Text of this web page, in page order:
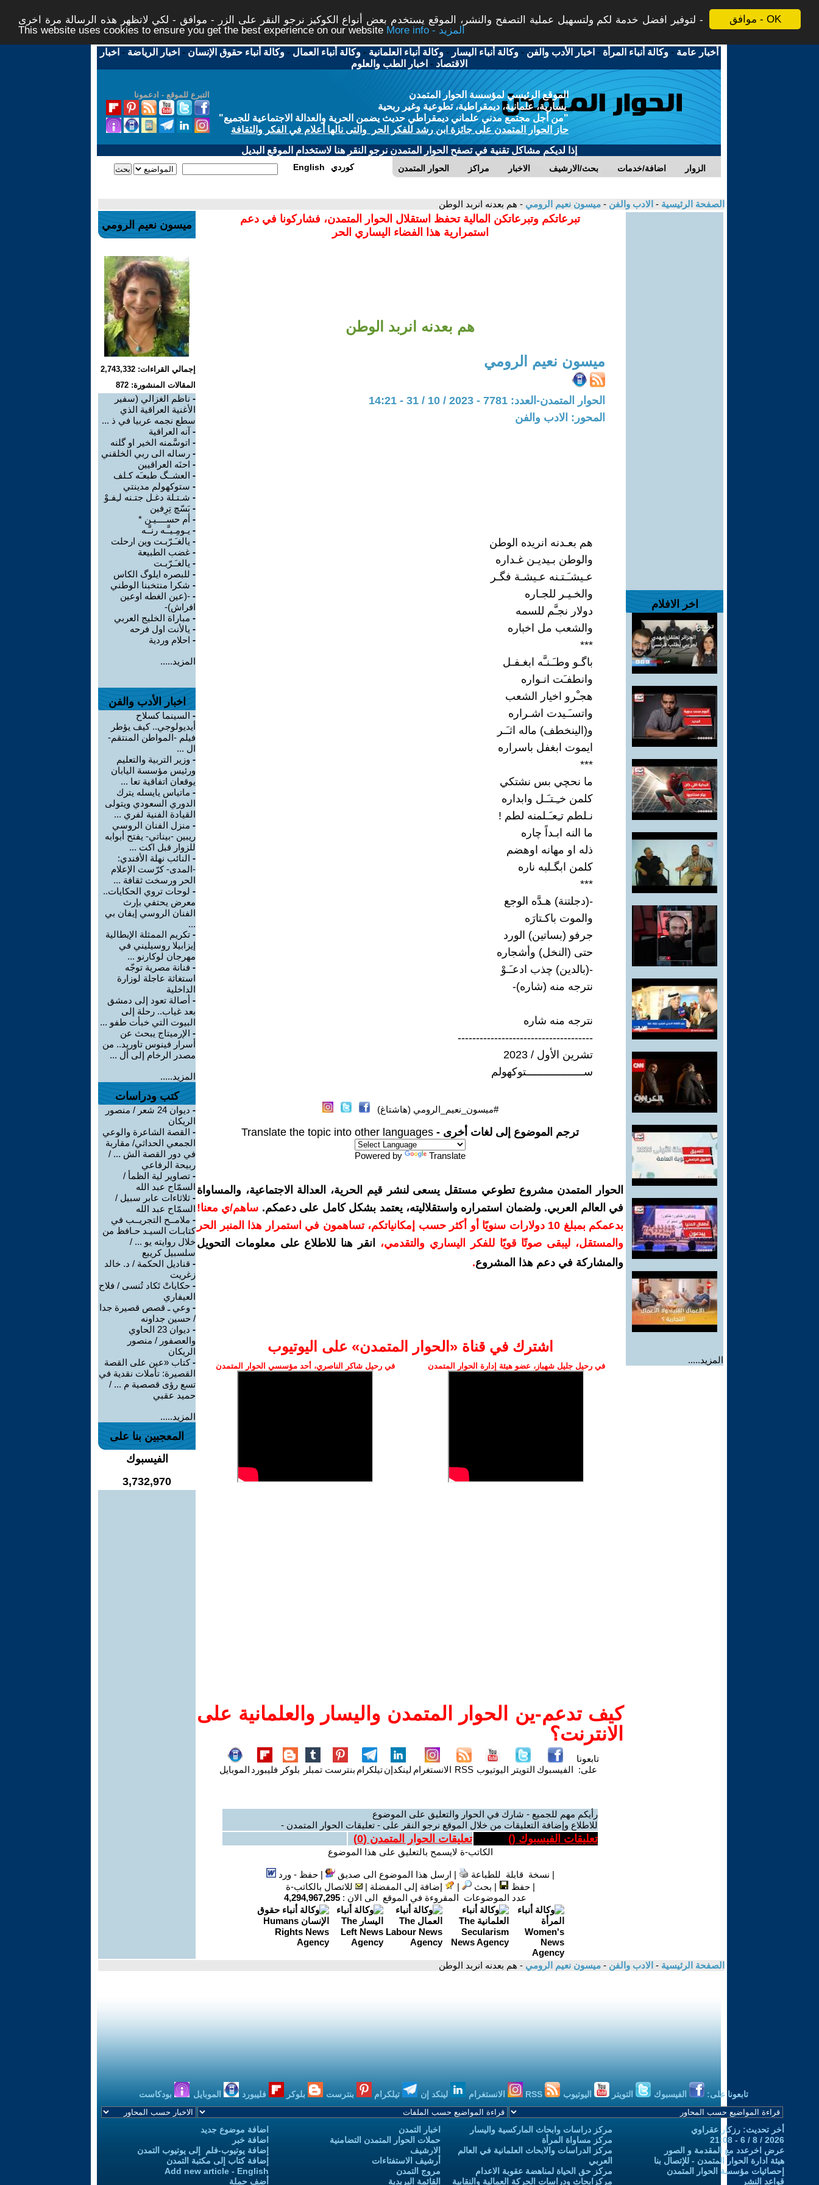
موافق - OK
لتوفير افضل خدمة لكم ولتسهيل عملية التصفح والنشر، الموقع يستخدم بعض أنواع الكوكيز نرجو النقر على الزر - موافق - لكي لاتظهر هذه الرسالة مرة اخرى -
This website uses cookies to ensure you get the best experience on our website
More info - المزيد
أخبار عامة -وكالة أنباء المرأة - اخبار الأدب والفن -وكالة أنباء اليسار -وكالة أنباء العلمانية -وكالة أنباء العمال -وكالة أنباء حقوق الإنسان - اخبار الرياضة - اخبار
الاقتصاد - اخبار الطب والعلوم
التبرع للموقع - ادعمونا
الموقع الرئيسي لمؤسسة الحوار المتمدن
يسارية، علمانية، ديمقراطية، تطوعية وغير ربحية
"من أجل مجتمع مدني علماني ديمقراطي حديث يضمن الحرية والعدالة الاجتماعية للجميع"
حاز الحوار المتمدن على جائزة ابن رشد للفكر الحر والتى نالها أعلام في الفكر والثقافة
إذا لديكم مشاكل تقنية في تصفح الحوار المتمدن نرجو النقر هنا لاستخدام الموقع البديل
الحوار المتمدن مراكز الاخبار بحث/الارشيف اضافة/خدمات الزوار English كوردي
الصفحة الرئيسية - الادب والفن - ميسون نعيم الرومي - هم بعدنه انربد الوطن
اخر الافلام
المزيد.....
تبرعاتكم وتبرعاتكن المالية تحفظ استقلال الحوار المتمدن، فشاركونا في دعم
استمرارية هذا الفضاء اليساري الحر
هم بعدنه انربد الوطن
ميسون نعيم الرومي
الحوار المتمدن-العدد: 7781 - 2023 / 10 / 31 - 14:21
المحور: الادب والفن
هم بعـدنه انريده الوطن
والوطن بـيديـن غـداره
عـيشـَـتـنه عـيشـة فگـر
والخـيـر للجـاره
دولار نجـَّم للسمه
والشعب مل اخباره
***
باگـو وطـَـنـَّه ابغـفـل
وانطفـَت انـواره
هجـْرو اخيار الشعب
واتسـَـيدت اشـراره
و(الينخطف) ماله اثـَـر
ايموت ابغفل باسراره
***
ما نحچي بس نشتكي
كلمن خـِـتـَـل وابداره
نـلطم تـِعـَـلمنه لطم !
ما النه ابـداً چاره
ذله او مهانه اوهضم
كلمن ابگـلبه ناره
***
-(دجلتنة) هـدَّه الوجع
والموت باكـتارَه
جرفو (بساتين) الورد
حتى (النخل) وأشجاره
-(بالدين) چذب ادعـَـوْ
نترجه منه (شاره)-
نترجه منه شاره
-------------------------------------
تشرين الأول / 2023
ســـــــــــــــــــتوكهولم
#ميسون_نعيم_الرومي (هاشتاغ)
ترجم الموضوع إلى لغات أخرى - Translate the topic into other languages
Powered by Translate
الحوار المتمدن مشروع تطوعي مستقل يسعى لنشر قيم الحرية، العدالة الاجتماعية، والمساواة
في العالم العربي. ولضمان استمراره واستقلاليته، يعتمد بشكل كامل على دعمكم. ساهم/ي معنا!
بدعمكم بمبلغ 10 دولارات سنويًا أو أكثر حسب إمكانياتكم، تساهمون في استمرار هذا المنبر الحر
والمستقل، ليبقى صوتًا قويًا للفكر اليساري والتقدمي،
انقر هنا للاطلاع على معلومات التحويل
والمشاركة في دعم هذا المشروع.
اشترك في قناة ‫«الحوار المتمدن» على اليوتيوب
في رحيل جليل شهباز، عضو هيئة إدارة الحوار المتمدن في رحيل شاكر الناصري، أحد مؤسسي الحوار المتمدن
كيف تدعم-ين الحوار المتمدن واليسار والعلمانية على
الانترنت؟
تابعونا
على: الفيسبوك التويتر اليوتيوب RSS الانستغرام لينكدإنتيلكرام بنترست تمبلر بلوكر فليبورد الموبايل
رأيكم مهم للجميع - شارك في الحوار والتعليق على الموضوع
للاطلاع وإضافة التعليقات من خلال الموقع نرجو النقر على - تعليقات الحوار المتمدن -
تعليقات الفيسبوك () تعليقات الحوار المتمدن (0
)
الكاتب-ة لايسمح بالتعليق على هذا الموضوع
| نسخة قابلة للطباعة | ارسل هذا الموضوع الى صديق |حفظ - ورد
|حفظ | بحث | إضافة إلى المفضلة |
للاتصال بالكاتب-ة
عدد الموضوعات المقروءة في الموقع الى الان : 4,294,967,295
ميسون نعيم الرومي
إجمالي القراءات: 2,743,332
المقالات المنشورة: 872
- ناظم الغزالي (سفير
الأغنية العراقية الذي
سطع نجمه عربيا في ذ ...
- آنه العراقية
- اتوسَّمنه الخير او گلنه
- رساله الى ربي الخلقني
- احنَه العراقيين
- العشــگ طبعـَه كـلف
- ستوكهولم مدينتي
- شـتـلة دغـل جتـنه لـِفـوْ
- بَسّچ تِرِفين
- أم حســــيـن *
- يـومِـيـَّـه رنـَّـه
- يالغـَـرّبـت وين ارحلت
- غضب الطبيعة
- يالغـَـرّبـت
- للبصره ايلوگ الكاس
- شكرا منتخبنا الوطني
- -(عين الغطه اوعين
افراش)-
- مباراة الخليج العربي
- يالأنت اول فرحه
- احلام وردية
المزيد.....
اخبار الأدب والفن
- السينما كسلاح
أيديولوجي.. كيف يؤطر
فيلم -المواطن المنتقم-
ال ...
- وزير التربية والتعليم
ورئيس مؤسسة اليابان
يوقعان اتفاقية تعا ...
- ماتياس يايسله يترك
الدوري السعودي ويتولى
القيادة الفنية لفري ...
- منزل الفنان الروسي
ريبين -بيناتي- يفتح أبوابه
للزوار قبل اكت ...
- النائب نهلة الأفندي:
-المدى- كرّست الإعلام
الحر ورسخت ثقافة ...
- لوحات تروي الحكايات..
معرض يحتفي بإرث
الفنان الروسي إيفان بي
...
- تكريم الممثلة الإيطالية
إيزابيلا روسيليني في
مهرجان لوكارنو ...
- فنانة مصرية توجّه
استغاثة عاجلة لوزارة
الداخلية
- أصالة تعود إلى دمشق
بعد غياب.. رحلة إلى
البيوت التي خبأت طفو ...
- الإرميتاج يبحث عن
أسرار فينوس تاوريد.. من
مصدر الرخام إلى أل ...
المزيد.....
كتب ودراسات
-
ديوان 24 شعر / منصور
الريكان
- القصة الشاعرة والوعي
الجمعي الحداثي/ مقاربة
في دور القصة الش ... /
ربيحة الرفاعي
- تصاوير لية الظمأ /
السمّاح عبد الله
- ثلاثاءات عابر سبيل /
السمّاح عبد الله
- ملامــح التجريــب في
كتابـات السيـد حـافظ من
خلال روايته يو ... /
سلسبيل كريبع
- قناديل الحكمة / د. خالد
زغريت
- حكاياتْ تَكاد تُنسى / فلاح
العيفاري
- وعي ـ قصص قصيرة جدا
/ حسين جداونه
-
ديوان 23 الحاوي
والعصفور / منصور
الريكان
-كتاب «عين على القصة
القصيرة: تأملات نقدية في
تسع رؤى قصصية م ... /
حميد عقبي
المزيد.....
المعجبين بنا على
الفيسبوك
3,732,970
الصفحة الرئيسية - الادب والفن - ميسون نعيم الرومي - هم بعدنه انربد الوطن
تابعونا على: الفيسبوك التويتر اليوتيوب الانستغرام لينكد إن تيلكرام بنترست بلوكر فليبورد الموبايل بودكاست
أخر تحديث: رزكار عقراوي
2026 / 8 / 6 - 21:08
عرض اخرعدد مع المقدمة و الصور
هيئة ادارة الحوار المتمدن - للإتصال بنا
إحصائيات مؤسسة الحوار المتمدن
قواعد النشر
مركز دراسات وابحاث الماركسية واليسار
مركز مساواة المرأة
مركز الدراسات والابحاث العلمانية في العالم
العربي
مركز حق الحياة لمناهضة عقوبة الاعدام
مركزابحاث ودراسات الحركة العمالية والنقابية
اخبار التمدن
حملات الحوار المتمدن التضامنية
الارشيف
أرشيف الاستفتاءات
مروج التمدن
القائمة البريدية
اضافة موضوع جديد
اضافة خبر
إضافة يوتيوب-فلم إلى يوتيوب التمدن
إضافة كتاب إلى مكتبة التمدن
Add new article - English
أضف حملة